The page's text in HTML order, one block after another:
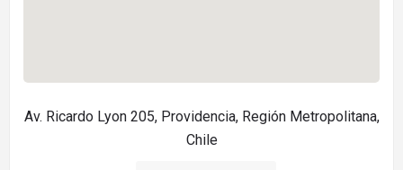
Av. Ricardo Lyon 205, Providencia, Región Metropolitana,
Chile